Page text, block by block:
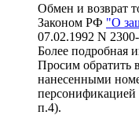
Обмен и возврат
Законом РФ "О
07.02.1992 N
Более подробная
Просим обратить
нанесенными
персонификацией
п.4).